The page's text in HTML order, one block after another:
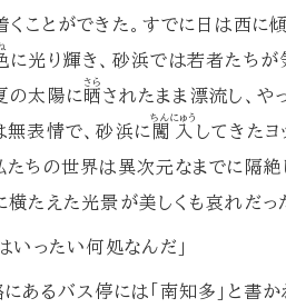
くことができた。すでに日は西に
に光り輝き、砂浜では若者たちが
の太陽に 晒
さら
されたまま漂流し、や
無表情で、砂浜に 闖入
ちんにゅう
してきたヨ
たちの世界は異次元なまでに隔絶
横たえた光景が美しくも哀れだっ
はいったい何処なんだ」
あるバス停には「南知多」と書